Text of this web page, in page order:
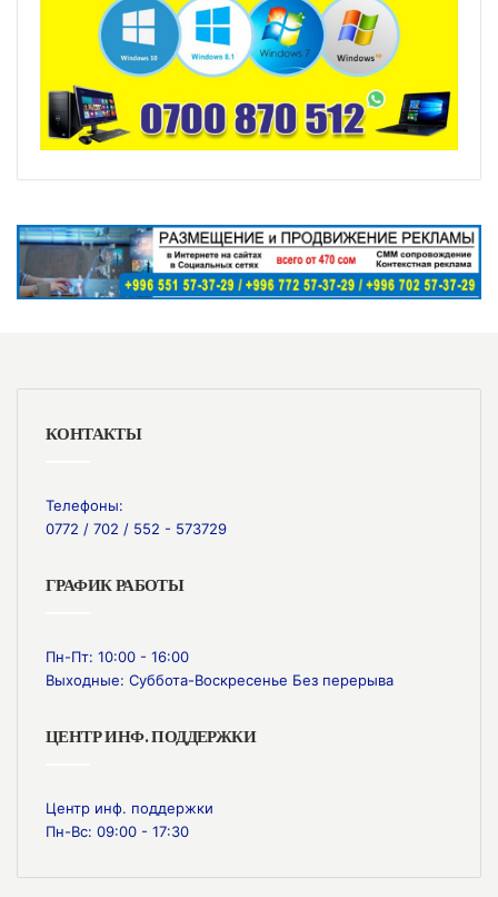
КОНТАКТЫ
Телефоны:
0772 / 702 / 552 - 573729
ГРАФИК РАБОТЫ
Пн-Пт: 10:00 - 16:00
Выходные: Суббота-Воскресенье Без перерыва
ЦЕНТР ИНФ. ПОДДЕРЖКИ
Центр инф. поддержки
Пн-Вс: 09:00 - 17:30